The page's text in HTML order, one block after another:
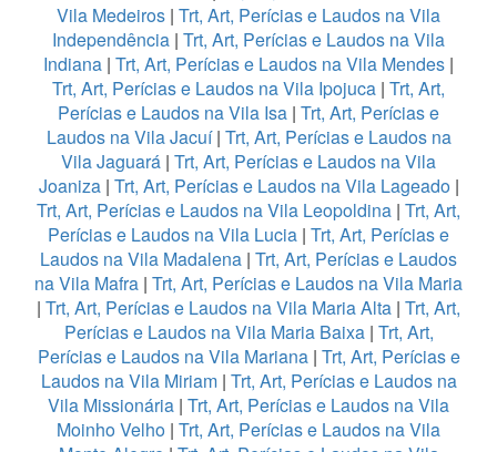
Vila Medeiros | Trt, Art, Perícias e Laudos na Vila
Independência | Trt, Art, Perícias e Laudos na Vila
Indiana | Trt, Art, Perícias e Laudos na Vila Mendes |
Trt, Art, Perícias e Laudos na Vila Ipojuca | Trt, Art,
Perícias e Laudos na Vila Isa | Trt, Art, Perícias e
Laudos na Vila Jacuí| Trt, Art, Perícias e Laudos na
Vila Jaguará | Trt, Art, Perícias e Laudos na Vila
Joaniza| Trt, Art, Perícias e Laudos na Vila Lageado|
Trt, Art, Perícias e Laudos na Vila Leopoldina | Trt, Art,
Perícias e Laudos na Vila Lucia | Trt, Art, Perícias e
Laudos na Vila Madalena | Trt, Art, Perícias e Laudos
na Vila Mafra | Trt, Art, Perícias e Laudos na Vila Maria
| Trt, Art, Perícias e Laudos na Vila Maria Alta | Trt, Art,
Perícias e Laudos na Vila Maria Baixa| Trt, Art,
Perícias e Laudos na Vila Mariana| Trt, Art, Perícias e
Laudos na Vila Miriam| Trt, Art, Perícias e Laudos na
Vila Missionária | Trt, Art, Perícias e Laudos na Vila
Moinho Velho | Trt, Art, Perícias e Laudos na Vila